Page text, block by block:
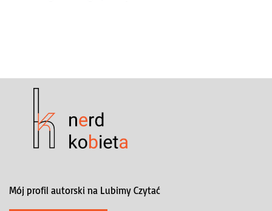
Mój profil autorski na Lubimy Czytać